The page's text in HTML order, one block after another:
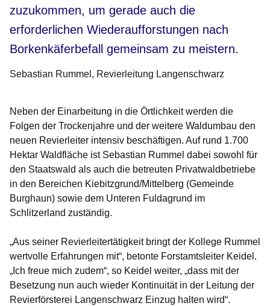
zuzukommen, um gerade auch die
erforderlichen Wiederaufforstungen nach
Borkenkäferbefall gemeinsam zu meistern.
Sebastian Rummel Revierleitung Langenschwarz
Neben der Einarbeitung in die Örtlichkeit werden die
Folgen der Trockenjahre und der weitere Waldumbau den
neuen Revierleiter intensiv beschäftigen. Auf rund 1.700
Hektar Waldfläche ist Sebastian Rummel dabei sowohl für
den Staatswald als auch die betreuten Privatwaldbetriebe
in den Bereichen Kiebitzgrund/Mittelberg (Gemeinde
Burghaun) sowie dem Unteren Fuldagrund im
Schlitzerland zuständig.
„Aus seiner Revierleitertätigkeit bringt der Kollege Rummel
wertvolle Erfahrungen mit“, betonte Forstamtsleiter Keidel.
„Ich freue mich zudem“, so Keidel weiter, „dass mit der
Besetzung nun auch wieder Kontinuität in der Leitung der
Revierförsterei Langenschwarz Einzug halten wird“.